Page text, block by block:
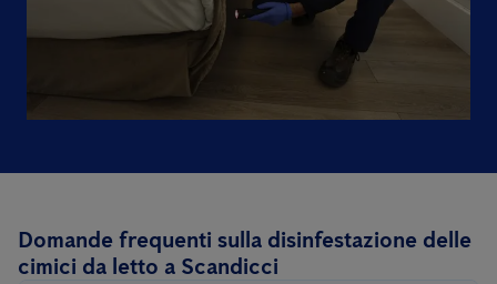
Domande frequenti sulla disinfestazione delle
cimici da letto a Scandicci